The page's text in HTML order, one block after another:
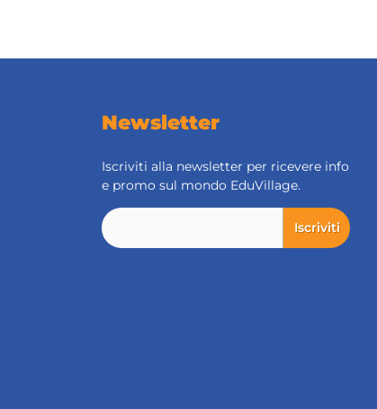
Newsletter
Iscriviti alla newsletter per ricevere info
e promo sul mondo EduVillage.